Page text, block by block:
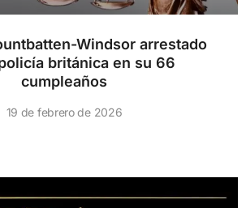
Windsor arrestado
británica en su 66
cumpleaños
19 de febrero de 2026